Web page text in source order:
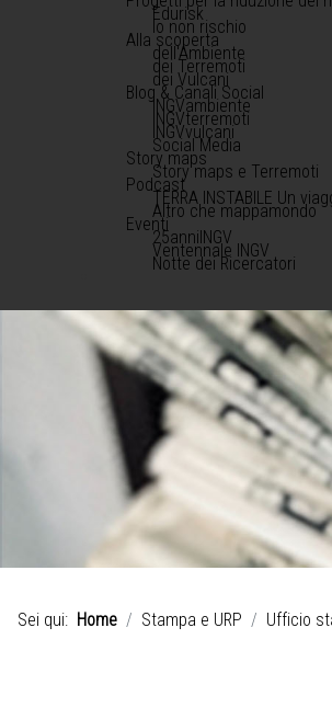
Edurisk
Io non rischio
Alla scoperta
dell'Ambiente
dei Terremoti
dei Vulcani
Blog & Canali Social
INGVambiente
INGVterremoti
INGVvulcani
Social Media
Story maps
Story maps e Terremoti
Podcast
TERRA INSTABILE Un
Altro che mappamondo
Eventi
25anniINGV
Ventennale INGV
Notte dei Ricercatori
Sei qui: Home Stampa e URP Ufficio